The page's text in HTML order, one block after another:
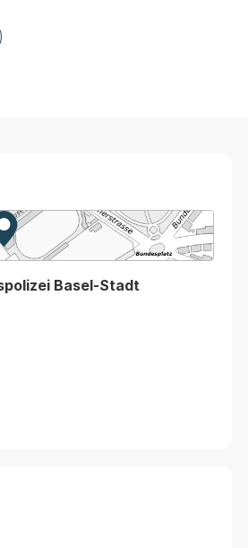
Tab oder Fenster geöffnet
Zur Karte von MapBS.
Externer Link, wird in einem neuen
Basel-Stadt